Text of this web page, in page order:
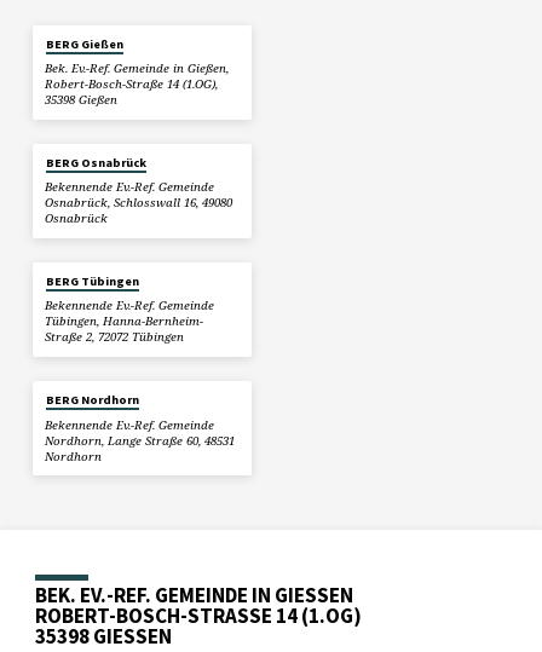
BERG Gießen
Bek. Ev.-Ref. Gemeinde in Gießen,
Robert-Bosch-Straße 14 (1.OG),
35398 Gießen
BERG Osnabrück
Bekennende Ev.-Ref. Gemeinde
Osnabrück, Schlosswall 16, 49080
Osnabrück
BERG Tübingen
Bekennende Ev.-Ref. Gemeinde
Tübingen, Hanna-Bernheim-
Straße 2, 72072 Tübingen
BERG Nordhorn
Bekennende Ev.-Ref. Gemeinde
Nordhorn, Lange Straße 60, 48531
Nordhorn
BEK. EV.-REF. GEMEINDE IN GIESSEN
ROBERT-BOSCH-STRASSE 14 (1.OG)
35398 GIESSEN